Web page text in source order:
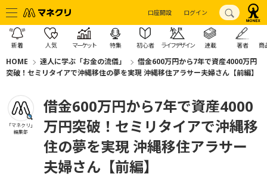
口座開設 ログイン
新着 人気 マーケット 特集 初心者 ライフデザイン 連載 著者 商
HOME 達人に学ぶ「お金の流儀」
借金600万円から7年で資産4000万円
突破！セミリタイアで沖縄移住の夢を実現 沖縄移住アラサー夫婦さん【前編】
「マネクリ」
編集部
借金600万円から7年で資産4000
万円突破！セミリタイアで沖縄移
住の夢を実現 沖縄移住アラサー
夫婦さん【前編】